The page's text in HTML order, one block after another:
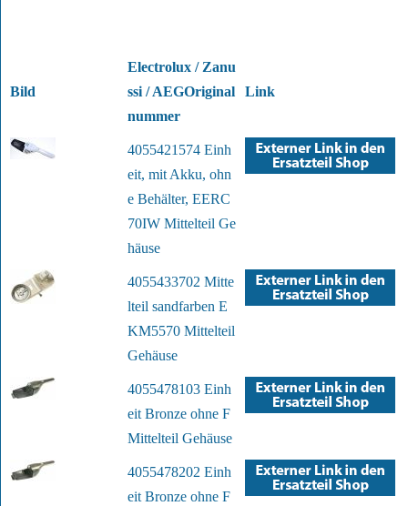
Bild
Electrolux / Zanu
ssi / AEGOriginal
nummer
Link
4055421574 Einh
eit, mit Akku, ohn
e Behälter, EERC
70IW Mittelteil Ge
häuse
4055433702 Mitte
lteil sandfarben E
KM5570 Mittelteil
Gehäuse
4055478103 Einh
eit Bronze ohne F
Mittelteil Gehäuse
4055478202 Einh
eit Bronze ohne F